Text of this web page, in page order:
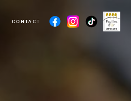
CONTACT